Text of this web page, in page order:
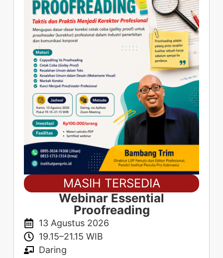
MASIH TERSEDIA
Webinar Essential
Proofreading
13 Agustus 2026
19.15–21.15 WIB
Daring